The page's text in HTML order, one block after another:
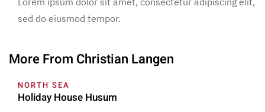
sed do eiusmod tempor.
More From Christian Langen
NORTH SEA
Holiday House Husum